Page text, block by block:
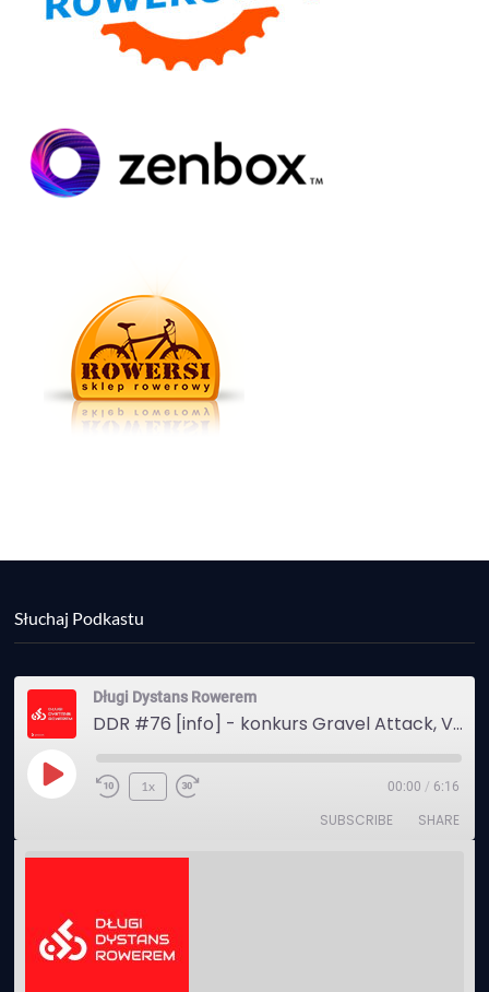
Słuchaj Podkastu
Długi Dystans Rowerem
DDR #76 [info] - konkurs Gravel Attack, Varmia Gravel, Bike Expo, Inspire India Ultra Race
Play
1x 00:00 / 6:16
SUBSCRIBE SHARE